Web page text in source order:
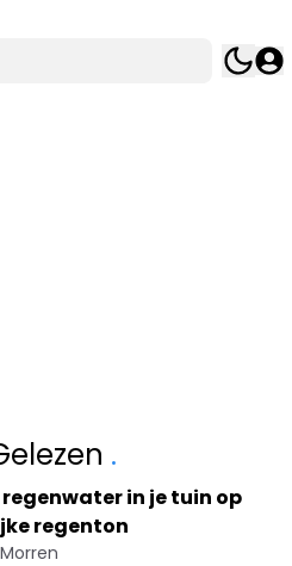
.
regenwater in je tuin op
regenton